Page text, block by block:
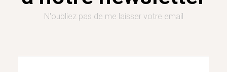
N'oubliez pas de me laisser votre email